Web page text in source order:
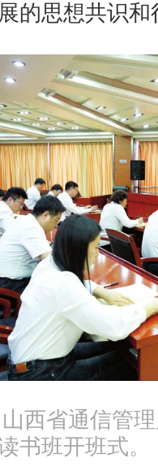
的思想共识和
西省通信管
书班开班式。